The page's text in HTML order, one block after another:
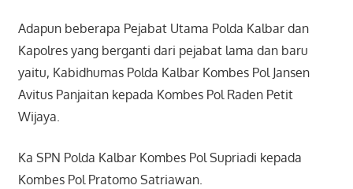
Adapun beberapa Pejabat Utama Polda Kalbar dan
Kapolres yang berganti dari pejabat lama dan baru
yaitu, Kabidhumas Polda Kalbar Kombes Pol Jansen
Avitus Panjaitan kepada Kombes Pol Raden Petit
Wijaya.
Ka SPN Polda Kalbar Kombes Pol Supriadi kepada
Kombes Pol Pratomo Satriawan.